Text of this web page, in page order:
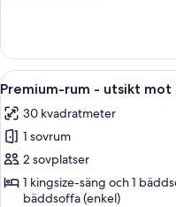
rum
vid
(2+1)
Öppna
alla
foton
för
Premium-
rum
5
Premium-rum - utsikt mot
30 kvadratmeter
1 sovrum
2 sovplatser
1 kingsize-säng och 1
bäddsoffa (enkel)